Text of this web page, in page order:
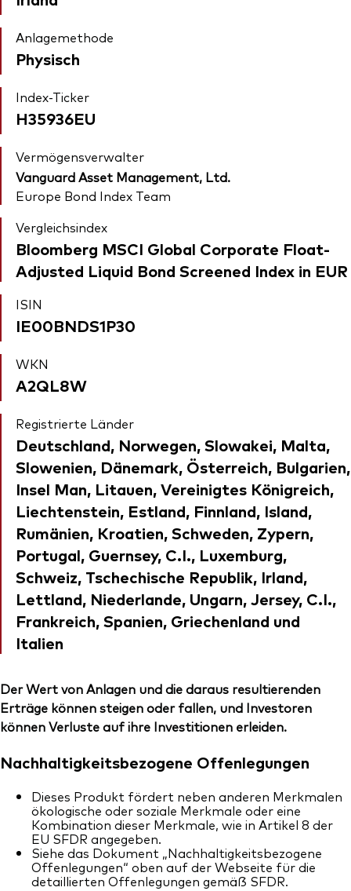
Anlagemethode
Physisch
Index-Ticker
H35936EU
Vermögensverwalter
Vanguard Asset Management, Ltd.
Europe Bond Index Team
Vergleichsindex
Bloomberg MSCI Global Corporate Float-
Adjusted Liquid Bond Screened Index in EUR
ISIN
IE00BNDS1P30
WKN
A2QL8W
Registrierte Länder
Deutschland, Norwegen, Slowakei, Malta,
Slowenien, Dänemark, Österreich, Bulgarien,
Insel Man, Litauen, Vereinigtes Königreich,
Liechtenstein, Estland, Finnland, Island,
Rumänien, Kroatien, Schweden, Zypern,
Portugal, Guernsey, C.I., Luxemburg,
Schweiz, Tschechische Republik, Irland,
Lettland, Niederlande, Ungarn, Jersey, C.I.,
Frankreich, Spanien, Griechenland und
Italien
Der Wert von Anlagen und die daraus resultierenden
Erträge können steigen oder fallen, und Investoren
können Verluste auf ihre Investitionen erleiden.
Nachhaltigkeitsbezogene Offenlegungen
Dieses Produkt fördert neben anderen Merkmalen
ökologische oder soziale Merkmale oder eine
Kombination dieser Merkmale, wie in Artikel 8 der
EU SFDR angegeben.
Siehe das Dokument „Nachhaltigkeitsbezogene
Offenlegungen“ oben auf der Webseite für die
detaillierten Offenlegungen gemäß SFDR.